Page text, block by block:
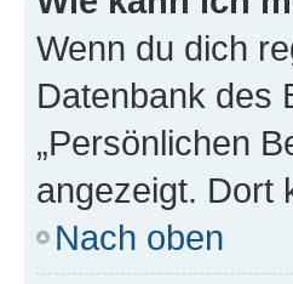
Wenn du dich
Datenbank des
„Persönlichen
angezeigt. Dort
Nach oben